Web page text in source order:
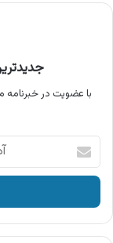
با عضویت در خبرنامه
آدرس
ایمیل
خود
وارد
کنید